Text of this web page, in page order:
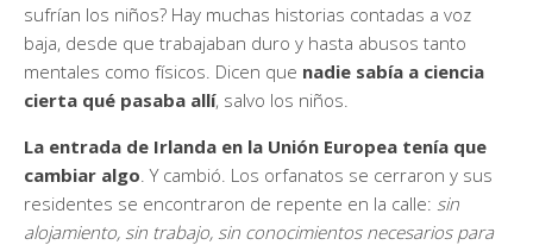
sufrían los niños? Hay muchas historias contadas a voz
baja, desde que trabajaban duro y hasta abusos tanto
mentales como físicos. Dicen que nadie sabía a ciencia
cierta qué pasaba allí, salvo los niños.
La entrada de Irlanda en la Unión Europea tenía que
cambiar algo . Y cambió. Los orfanatos se cerraron y sus
residentes se encontraron de repente en la calle: sin
alojamiento, sin trabajo, sin conocimientos necesarios para